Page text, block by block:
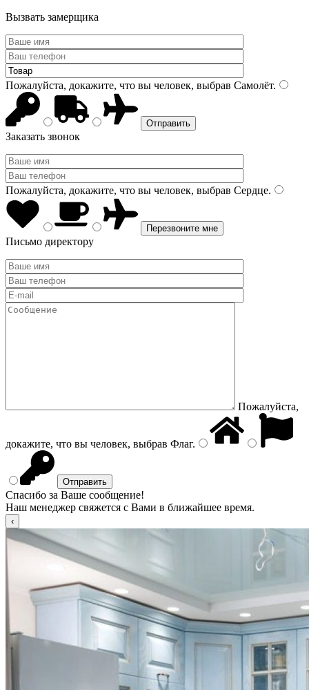
Вызвать замерщика
Пожалуйста, докажите, что вы человек, выбрав Самолёт.
Заказать звонок
Пожалуйста, докажите, что вы человек, выбрав Сердце.
Письмо директору
Пожалуйста,
докажите, что вы человек, выбрав Флаг.
Спасибо за Ваше сообщение!
Наш менеджер свяжется с Вами в ближайшее время.